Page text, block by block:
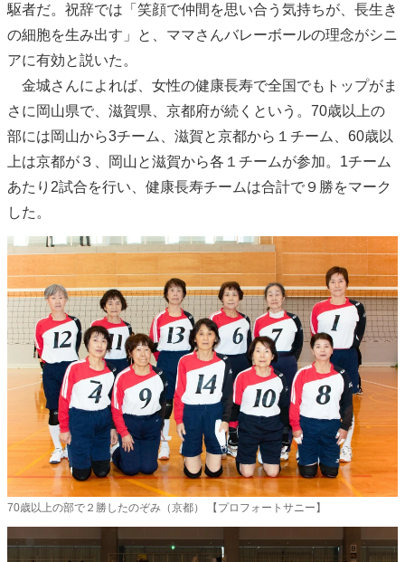
駆者だ。祝辞では「笑顔で仲間を思い合う気持ちが、長生き
の細胞を生み出す」と、ママさんバレーボールの理念がシニ
アに有効と説いた。
金城さんによれば、女性の健康長寿で全国でもトップがま
さに岡山県で、滋賀県、京都府が続くという。70歳以上の
部には岡山から3チーム、滋賀と京都から１チーム、60歳以
上は京都が３、岡山と滋賀から各１チームが参加。1チーム
あたり2試合を行い、健康長寿チームは合計で９勝をマーク
した。
70歳以上の部で２勝したのぞみ（京都） 【プロフォートサニー】